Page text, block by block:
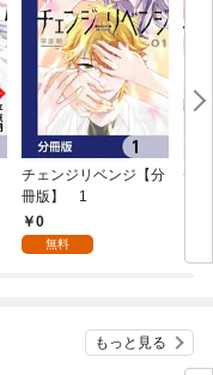
チェンジリベンジ【分
冊版】 1
0
無料
チ
もっと見る